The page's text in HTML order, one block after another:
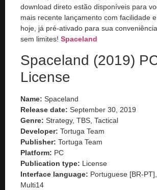
download direto estão disponíveis para
mais recente lançamento com facilidade
hoje, já pré-ativado para sua
sem limites! Spaceland
Spaceland (2019)
License
Name: Spaceland
Release date: September 30, 2019
Genre: Strategy, TBS, Tactical
Developer: Tortuga Team
Publisher: Tortuga Team
Platform: PC
Publication type: License
Interface language: Portuguese [BR-PT],
Multi14